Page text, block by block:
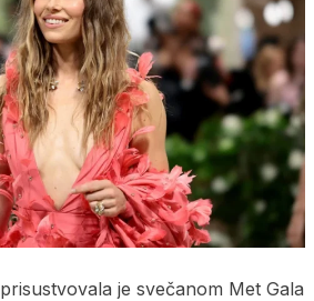
prisustvovala je svečanom Met Gala